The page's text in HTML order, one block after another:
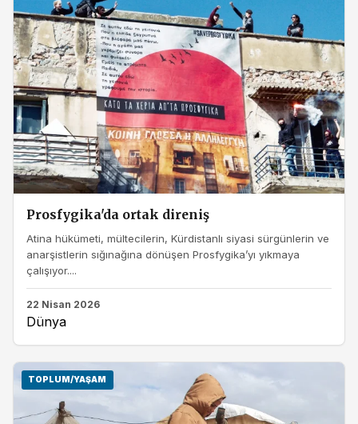
Prosfygika'da ortak direniş
Atina hükümeti, mültecilerin, Kürdistanlı siyasi sürgünlerin ve
anarşistlerin sığınağına dönüşen Prosfygika’yı yıkmaya
çalışıyor....
22 Nisan 2026
Dünya
TOPLUM/YAŞAM